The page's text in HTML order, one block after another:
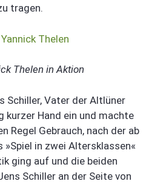
tragen.
Thelen in Aktion
Schiller, Vater der Altlüner
kurzer Hand ein und machte
Regel Gebrauch, nach der ab
»Spiel in zwei Altersklassen«
ging auf und die beiden
Schiller an der Seite von